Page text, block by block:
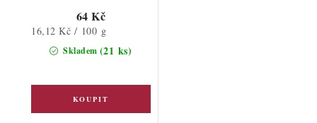
Skladem (21 ks)
64 Kč
Měrná
cena:
16,12 Kč / 100 g